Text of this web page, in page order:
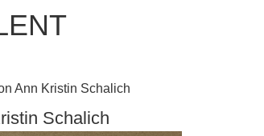
Schalich